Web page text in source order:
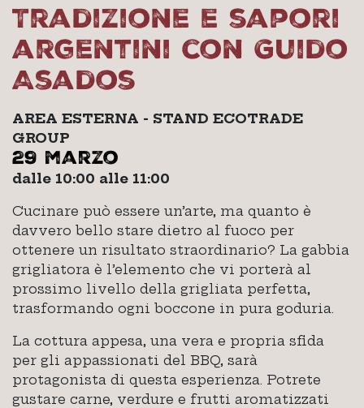
Tradizione e sapori
argentini con Guido
Asados
AREA ESTERNA - STAND ECOTRADE
GROUP
29 marzo
dalle 10:00 alle 11:00
Cucinare può essere un’arte, ma quanto è
davvero bello stare dietro al fuoco per
ottenere un risultato straordinario? La gabbia
grigliatora è l’elemento che vi porterà al
prossimo livello della grigliata perfetta,
trasformando ogni boccone in pura goduria.
La cottura appesa, una vera e propria sfida
per gli appassionati del BBQ, sarà
protagonista di questa esperienza. Potrete
gustare carne, verdure e frutti aromatizzati